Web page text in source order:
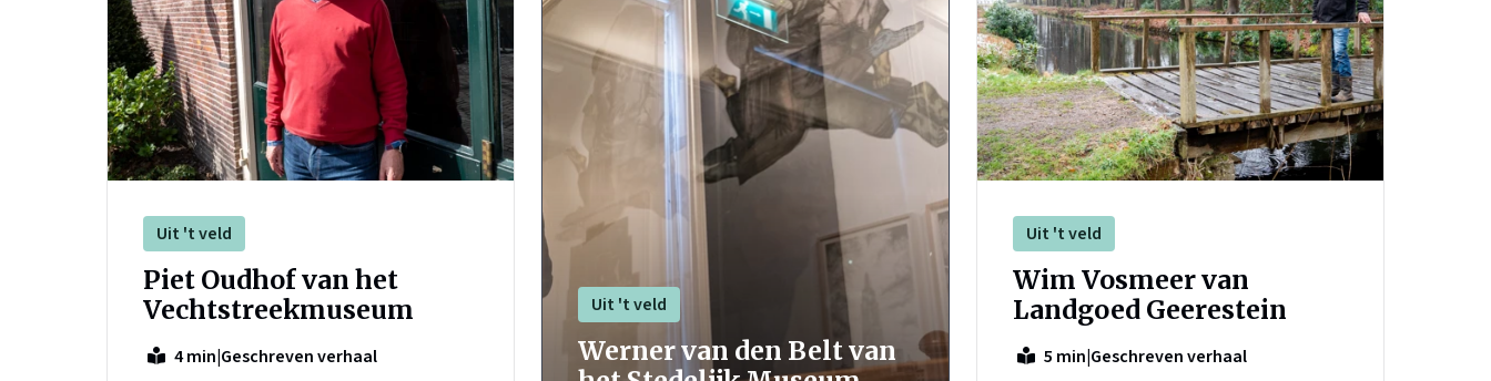
Uit 't veld
Piet Oudhof van het
Vechtstreekmuseum
4 min|Geschreven verhaal
Uit 't veld
Werner van den Belt van
Uit 't veld
Wim Vosmeer van
Landgoed Geerestein
5 min|Geschreven verhaal